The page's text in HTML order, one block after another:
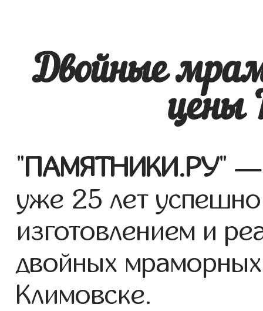
Двойные
цены
"ПАМЯТНИКИ.РУ" —
уже 25 лет
изготовлением и
двойных
Климовске.